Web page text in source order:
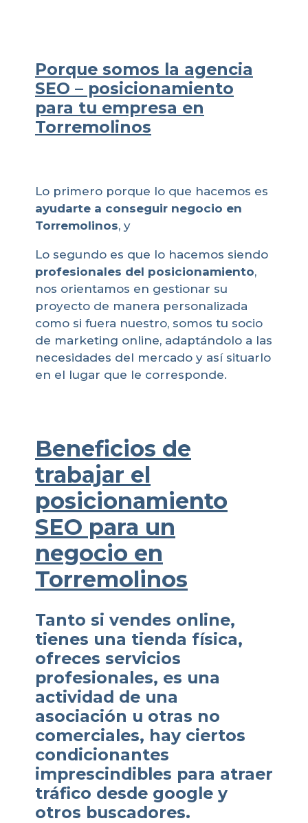
Porque somos la agencia
SEO – posicionamiento
para tu empresa en
Torremolinos
Lo primero porque lo que hacemos es
ayudarte a conseguir negocio en
Torremolinos, y
Lo segundo es que lo hacemos siendo
profesionales del posicionamiento,
nos orientamos en gestionar su
proyecto de manera personalizada
como si fuera nuestro, somos tu socio
de marketing online, adaptándolo a las
necesidades del mercado y así situarlo
en el lugar que le corresponde.
Beneficios de
trabajar el
posicionamiento
SEO para un
negocio en
Torremolinos
Tanto si vendes online,
tienes una tienda física,
ofreces servicios
profesionales, es una
actividad de una
asociación u otras no
comerciales, hay ciertos
condicionantes
imprescindibles para atraer
tráfico desde google y
otros buscadores.